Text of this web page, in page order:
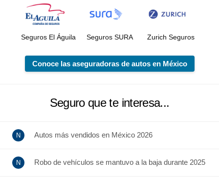
Seguros El Águila Seguros SURA Zurich Seguros
Conoce las aseguradoras de autos en México
Seguro que te interesa...
Autos más vendidos en México 2026
Robo de vehículos se mantuvo a la baja durante 2025